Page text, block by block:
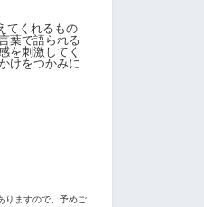
てくれるもの
葉で語られる
を刺激してく
けをつかみに
りますので、予めご